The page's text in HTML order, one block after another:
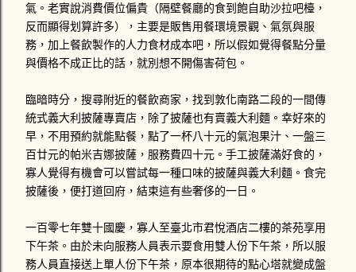
氣。老實說消費價位偏貴（隔壁餐廳的食到飽自助沙拉吧檯，
反而顯得划算許多），主要是販售用餐環境景觀、氣氛與服
務，加上餐飲製作的人力食材成本吧，所以假如覺得餐點分量
與價格不成正比的話，就別想不開傷害荷包。
臨暗時分，搜尋附近的餐飲商家，找到敦化南路二段的一間傳
統式義大利披薩專賣店，除了披薩也有賣義大利麵。幸好來的
早，不用預約就能點餐，點了一杯八十元的氣泡果汁、一盤三
百廿元的帕米吉娜披薩，服務費四十元。手工披薩滿好食的，
寡人覺得有機會可以嘗試每一種口味的披薩與義大利麵。食完
披薩後，便打道回府，結束這有些奢侈的一日。
一百零七年雙十國慶，寡人至臺北市君悅酒店二樓的茶苑享用
下午茶。由於未向服務人員表示要食用雙人份下午茶，所以服
務人員直接送上單人份下午茶，原本很期待的點心塔就變成盤